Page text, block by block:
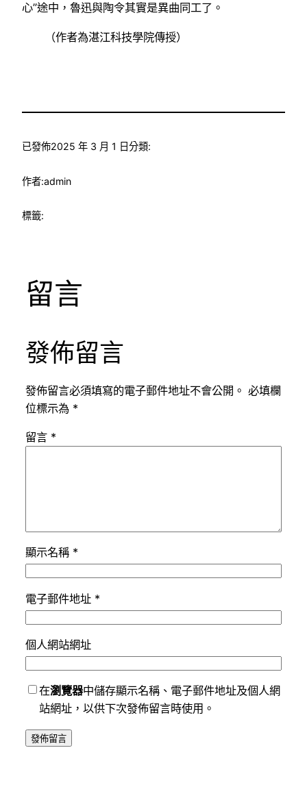
心”途中，魯迅與陶令其實是異曲同工了。
（作者為湛江科技學院傳授）
已發佈2025 年 3 月 1 日分類:
作者:admin
標籤:
留言
發佈留言
發佈留言必須填寫的電子郵件地址不會公開。 必填欄
位標示為 *
留言 *
顯示名稱 *
電子郵件地址 *
個人網站網址
在瀏覽器中儲存顯示名稱、電子郵件地址及個人網
站網址，以供下次發佈留言時使用。